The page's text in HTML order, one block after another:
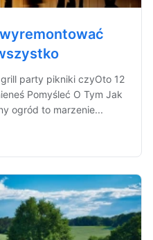
party pikniki czyOto 12
Pomyśleć O Tym Jak
ogród to marzenie...